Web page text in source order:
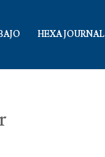
HEXA JOURNAL